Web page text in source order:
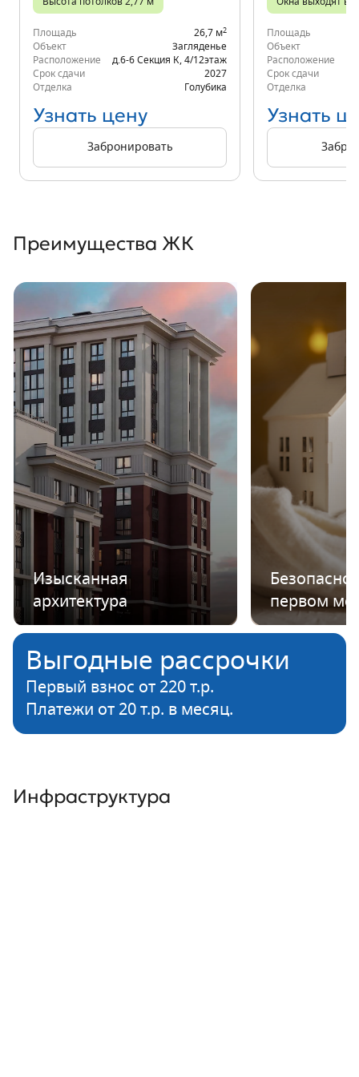
Площадь 26,7 м2
Объект
Загляденье
Расположение
д.6-6 Секция К 4/12этаж
Срок сдачи
2027
Отделка
Голубика
Узнать цену
Забронировать
Площадь
Объект
Расположение
Срок сдачи
Отделка
Узнать
Преимущества ЖК
Изысканная
архитектура
первом
Выгодные рассрочки
Первый взнос от 220 т.р.
Платежи от 20 т.р. в месяц.
Инфраструктура